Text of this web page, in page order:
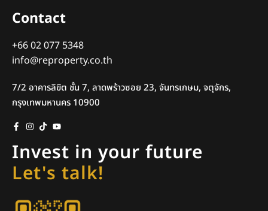
Contact
+66 02 077 5348
info@reproperty.co.th
7/2 อาคารลิขิต ชั้น 7, ลาดพร้าวซอย 23, จันทรเกษม, จตุจักร,
กรุงเทพมหานคร 10900
Invest in your future
Let's talk!